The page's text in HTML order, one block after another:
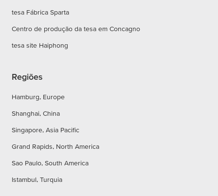
tesa Fábrica Sparta
Centro de produção da tesa em Concagno
tesa site Haiphong
Regiões
Hamburg, Europe
Shanghai, China
Singapore, Asia Pacific
Grand Rapids, North America
Sao Paulo, South America
Istambul, Turquia